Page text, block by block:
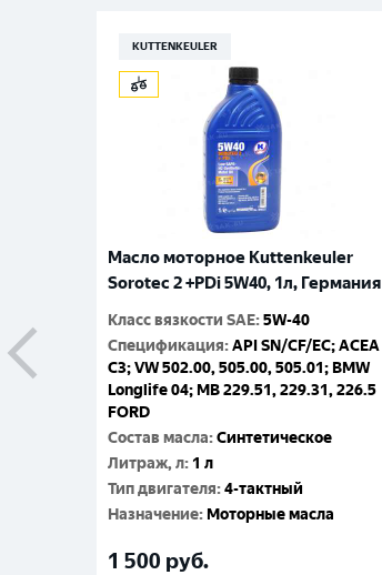
;
KUTTENKEULER
Масло моторное Kuttenkeuler
Sorotec 2 +PDi 5W40, 1л, Германия
Класс вязкости SAE:5W-40
Спецификация:API SN/CF/EC; ACEA
C3; VW 502.00, 505.00, 505.01; BMW
Longlife 04; MB 229.51, 229.31, 226.5
FORD
Состав масла:Синтетическое
Литраж, л: 1 л
Тип двигателя:4-тактный
Назначение: Моторные масла
1 500 руб.